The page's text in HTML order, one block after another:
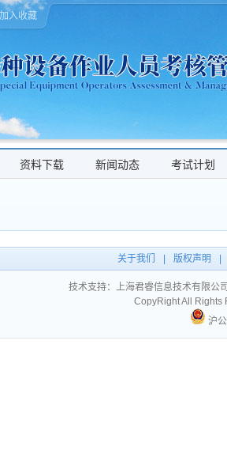
加入收藏
资料下载 新闻动态 考试计划
关于我们 版权声明
技术支持： 上海君睿信息技术有限公
CopyRight All
沪